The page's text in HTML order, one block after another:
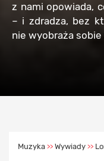
z nami opowiada,
– i zdradza, bez
nie wyobraża sobie
Muzyka >> Wywiady >>